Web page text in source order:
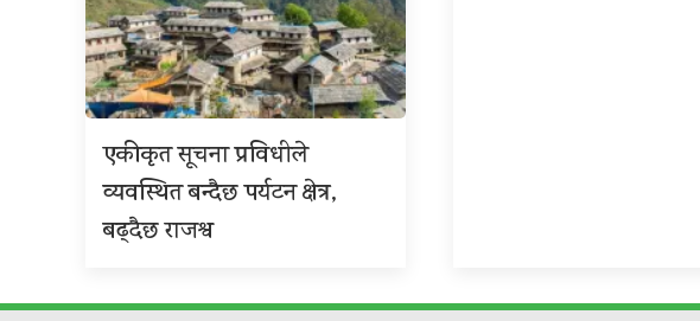
एकीकृत सूचना प्रविधीले
व्यवस्थित बन्दैछ पर्यटन क्षेत्र,
बढ्दैछ राजश्व